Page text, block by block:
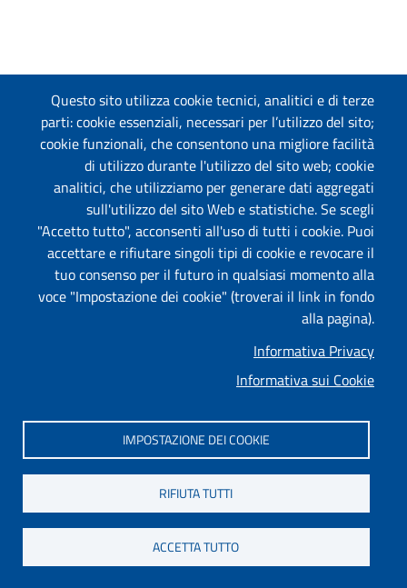
Questo sito utilizza cookie tecnici, analitici e di terze
parti: cookie essenziali, necessari per l’utilizzo del sito;
cookie funzionali, che consentono una migliore facilità
di utilizzo durante l'utilizzo del sito web; cookie
analitici, che utilizziamo per generare dati aggregati
sull'utilizzo del sito Web e statistiche. Se scegli
"Accetto tutto", acconsenti all'uso di tutti i cookie. Puoi
accettare e rifiutare singoli tipi di cookie e revocare il
tuo consenso per il futuro in qualsiasi momento alla
voce "Impostazione dei cookie" (troverai il link in fondo
alla pagina).
Informativa Privacy
Informativa sui Cookie
IMPOSTAZIONE DEI COOKIE
RIFIUTA TUTTI
ACCETTA TUTTO